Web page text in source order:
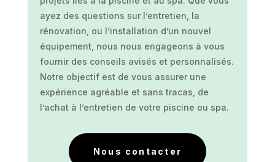
ayez des questions sur l’entretien, la
rénovation, ou l’installation d’un nouvel
équipement, nous nous engageons à vous
fournir des conseils avisés et personnalisés.
Notre objectif est de vous assurer une
expérience agréable et sans tracas, de
l’achat à l’entretien de votre piscine ou spa.
Nous contacter